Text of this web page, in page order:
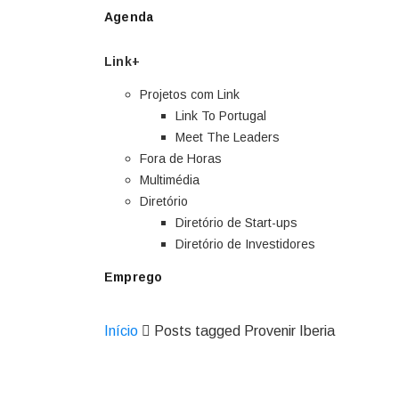
Agenda
Link+
Projetos com Link
Link To Portugal
Meet The Leaders
Fora de Horas
Multimédia
Diretório
Diretório de Start-ups
Diretório de Investidores
Emprego
Início Posts tagged Provenir Iberia